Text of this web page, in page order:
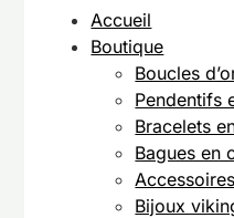
Accueil
Boutique
Boucles
Pendentifs
Bracelets
Bagues en
Accessoires
Bijoux